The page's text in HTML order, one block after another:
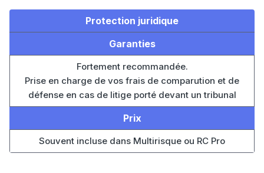
Protection juridique
Garanties
Fortement recommandée.
Prise en charge de vos frais de comparution et de
défense en cas de litige porté devant un tribunal
Prix
Souvent incluse dans Multirisque ou RC Pro